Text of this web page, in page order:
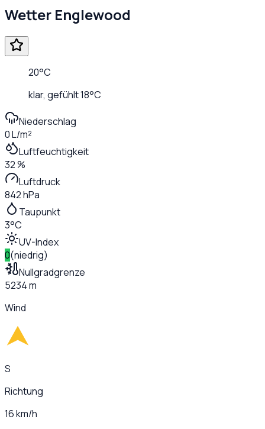
Wetter Englewood
20°C
klar, gefühlt18°C
Niederschlag
0 L/m²
Luftfeuchtigkeit
32 %
Luftdruck
842 hPa
Taupunkt
3°C
UV-Index
0(niedrig)
Nullgradgrenze
5234 m
Wind
S
Richtung
16 km/h